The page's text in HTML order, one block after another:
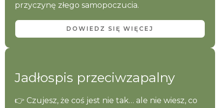
przyczynę złego samopoczucia.
DOWIEDZ SIĘ WIĘCEJ
Jadłospis przeciwzapalny
👉 Czujesz, że coś jest nie tak… ale nie wiesz, co